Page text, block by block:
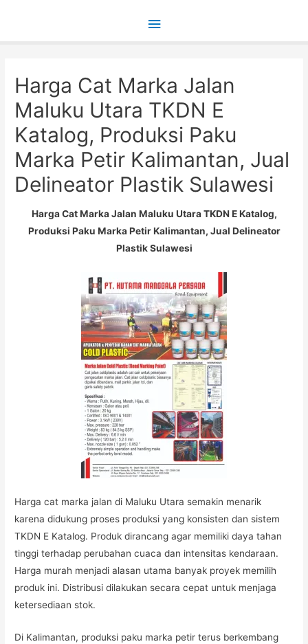
Main
Harga Cat Marka Jalan
Maluku Utara TKDN E
Katalog, Produksi Paku
Marka Petir Kalimantan, Jual
Delineator Plastik Sulawesi
Harga Cat Marka Jalan Maluku Utara TKDN E Katalog,
Produksi Paku Marka Petir Kalimantan, Jual Delineator
Plastik Sulawesi
Harga cat marka jalan di Maluku Utara semakin menarik
karena didukung proses produksi yang konsisten dan sistem
TKDN E Katalog. Produk dirancang agar memiliki daya tahan
tinggi terhadap perubahan cuaca dan intensitas kendaraan.
Harga murah menjadi alasan utama banyak proyek memilih
produk ini. Distribusi dilakukan secara cepat untuk menjaga
ketersediaan stok.
Di Kalimantan, produksi paku marka petir terus berkembang